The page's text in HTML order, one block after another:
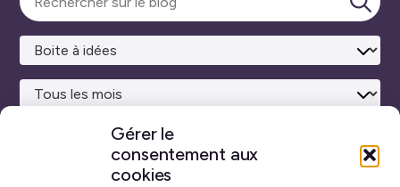
Gérer le
consentement aux
cookies
la
une
réalisé avecWordPress ♥et beaucoup de café.